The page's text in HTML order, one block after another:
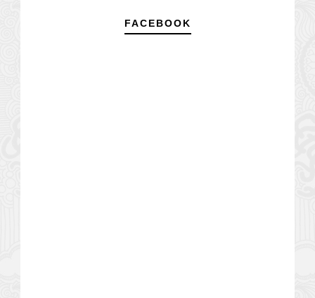
FACEBOOK